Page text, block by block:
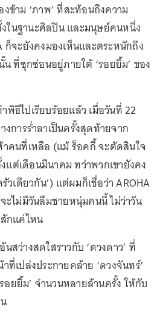
ข้าม ‘ภาพ’ ที่สะท้อนถึงความ
งในฐานะศิลปิน และมนุษย์คนหนึ่ง
ก็จะยังคงมองเห็นและตระหนักถึง
น ที่ซุกซ่อนอยู่ภายใต้ ‘รอยยิ้ม’ ของ
พิธีไปเรียบร้อยแล้ว เมื่อวันที่ 22
การร่ำลาเป็นครั้งสุดท้ายจาก
คนที่เหลือ (แม้ ร็อคกี้ จะตัดสินใจ
เดือนมีนาคม ทว่าพวกเขายังคง
วเดียวกัน’) แต่ผมก็เชื่อว่า AROHA
ะไม่มีวันลืมชายหนุ่มคนนี้ ไม่ว่าวัน
กแค่ไหน
สว่างสดใสราวกับ ‘ดวงดาว’ ที่
เปล่งประกายคล้าย ‘ดวงจันทร์’
อยยิ้ม’ จำนวนหลายล้านครั้ง ให้กับ